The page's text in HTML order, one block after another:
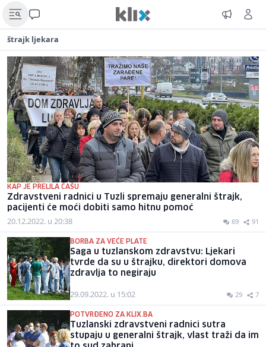
štrajk ljekara
KAP JE PRELILA ČAŠU
Zdravstveni radnici u Tuzli spremaju generalni štrajk,
pacijenti će moći dobiti samo hitnu pomoć
20.12.2022. u 20:38 69 91
BORBA ZA VEĆE PLATE
Saga u tuzlanskom zdravstvu: Ljekari
tvrde da su u štrajku, direktori domova
zdravlja to negiraju
29.09.2022. u 15:02 29 7
POTVRĐENO ZA KLIX.BA
Tuzlanski zdravstveni radnici sutra
stupaju u generalni štrajk, vlast traži da im